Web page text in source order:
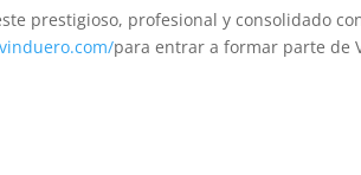
prestigioso, profesional y consolidado
para entrar a formar parte de